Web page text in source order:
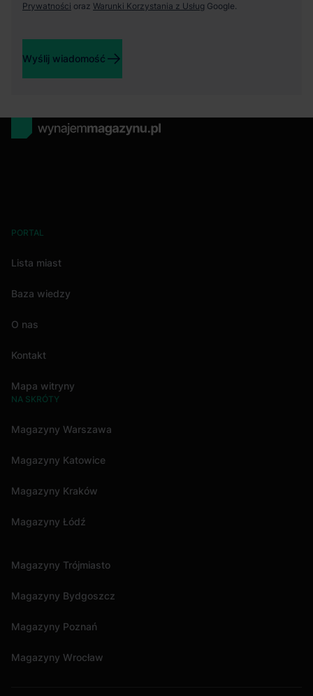
Prywatności oraz Warunki Korzystania z Usług Google.
Wyślij wiadomość
PORTAL
Lista miast
Baza wiedzy
O nas
Kontakt
Mapa witryny
NA SKRÓTY
Magazyny Warszawa
Magazyny Katowice
Magazyny Kraków
Magazyny Łódź
Magazyny Trójmiasto
Magazyny Bydgoszcz
Magazyny Poznań
Magazyny Wrocław